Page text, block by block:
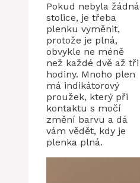
Pokud nebyla žádná
stolice, je třeba
plenku vyměnit,
protože je plná,
obvykle ne méně
než každé dvě až tři
hodiny. Mnoho plen
má indikátorový
proužek, který při
kontaktu s močí
změní barvu a dá
vám vědět, kdy je
plenka plná.